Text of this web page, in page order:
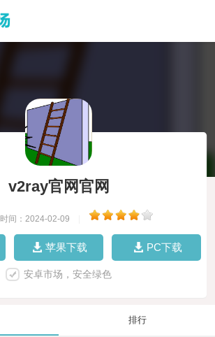
v2ray官网官网
时间：2024-02-09
苹果下载 PC下载
安卓市场，安全绿色
排行